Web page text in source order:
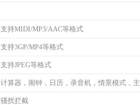
支持MIDI/MP3/AAC等格式
支持3GP/MP4等格式
支持JPEG等格式
计算器，闹钟，日历，录音机，情景模式，
骚扰拦截